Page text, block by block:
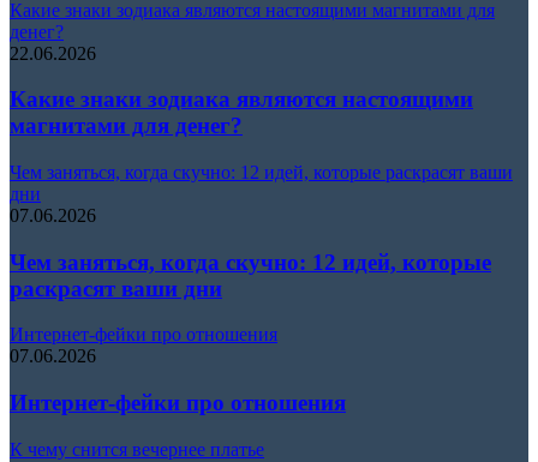
Какие знаки зодиака являются настоящими магнитами для
денег?
22.06.2026
Какие знаки зодиака являются настоящими
магнитами для денег?
Чем заняться, когда скучно: 12 идей, которые раскрасят ваши
дни
07.06.2026
Чем заняться, когда скучно: 12 идей, которые
раскрасят ваши дни
Интернет-фейки про отношения
07.06.2026
Интернет-фейки про отношения
К чему снится вечернее платье